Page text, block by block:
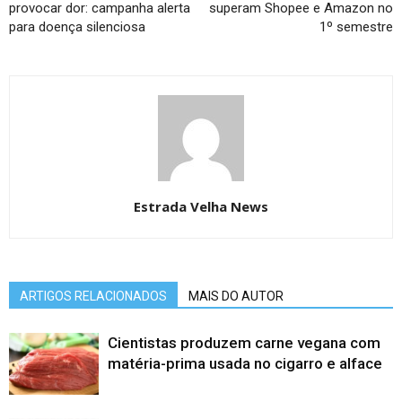
provocar dor: campanha alerta
para doença silenciosa
superam Shopee e Amazon no
1º semestre
Estrada Velha News
ARTIGOS RELACIONADOS MAIS DO AUTOR
Cientistas produzem carne vegana com
matéria-prima usada no cigarro e alface